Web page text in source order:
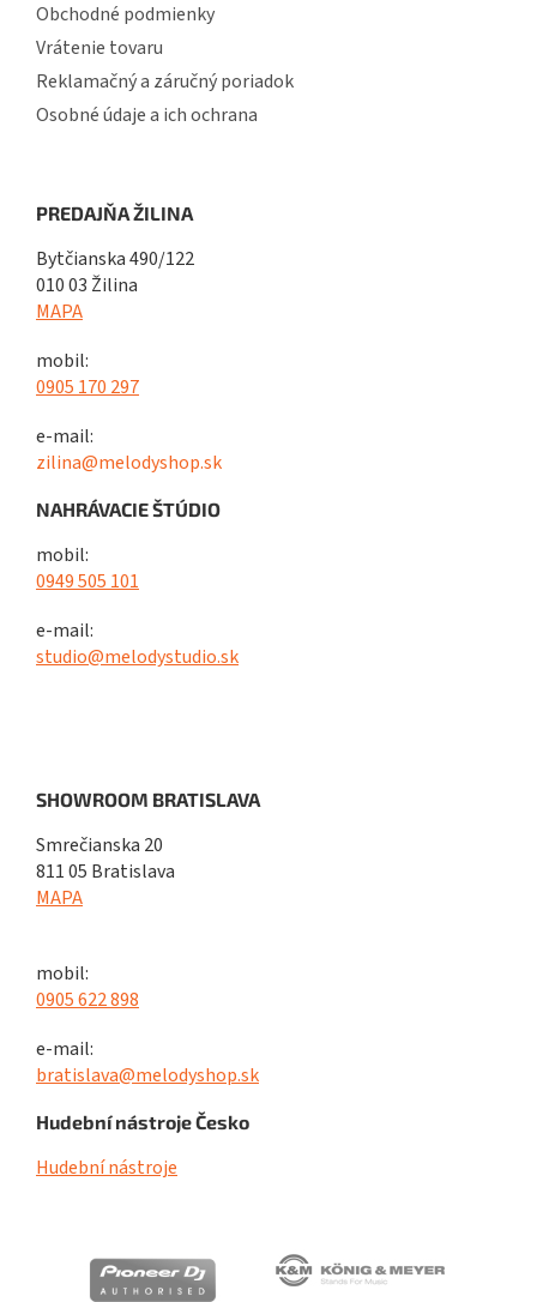
Obchodné podmienky
Vrátenie tovaru
Reklamačný a záručný poriadok
Osobné údaje a ich ochrana
PREDAJŇA ŽILINA
Bytčianska 490/122
010 03 Žilina
MAPA
mobil:
0905 170 297
e-mail:
zilina@melodyshop.sk
NAHRÁVACIE ŠTÚDIO
mobil:
0949 505 101
e-mail:
studio@melodystudio.sk
SHOWROOM BRATISLAVA
Smrečianska 20
811 05 Bratislava
MAPA
mobil:
0905 622 898
e-mail:
bratislava@melodyshop.sk
Hudební nástroje Česko
Hudební nástroje